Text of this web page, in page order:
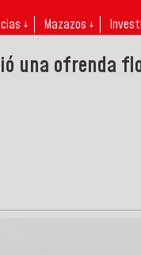
↓ Mazazos ↓
una ofrenda